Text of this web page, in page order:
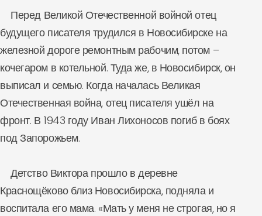
Перед Великой Отечественной войной отец
будущего писателя трудился в Новосибирске на
железной дороге ремонтным рабочим, потом –
кочегаром в котельной. Туда же, в Новосибирск, он
выписал и семью. Когда началась Великая
Отечественная война, отец писателя ушёл на
фронт. В 1943 году Иван Лихоносов погиб в боях
под Запорожьем.
Детство Виктора прошло в деревне
Краснощёково близ Новосибирска, подняла и
воспитала его мама. «Мать у меня не строгая, но я